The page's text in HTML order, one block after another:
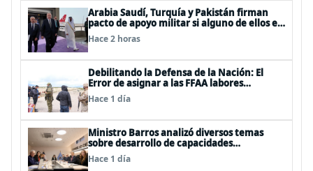
Arabia Saudí, Turquía y Pakistán firman
pacto de apoyo militar si alguno de ellos es
atacado
Hace 2 horas
Debilitando la Defensa de la Nación: El
Error de asignar a las FFAA labores
policiales
Hace 1 día
Ministro Barros analizó diversos temas
sobre desarrollo de capacidades
estratégicas en sesión del Consejo de
Política Espacial
Hace 1 día